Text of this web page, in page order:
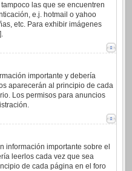
las que se encuentren
e.j. hotmail o yahoo
etc. Para exhibir imágenes
importante y debería
aparecerán al principio de cada
Los permisos para anuncios
información importante sobre el
leerlos cada vez que sea
de cada página en el foro